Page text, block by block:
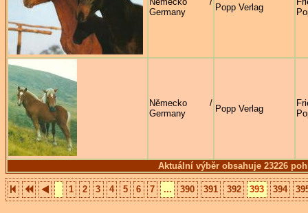
Aktuální výběr obsahuje 23226
Germany
Popp Verlag
Německo /
Germany
Popp Verlag
1 2 3 4 5 6 7 ... 390 391 392 393 394